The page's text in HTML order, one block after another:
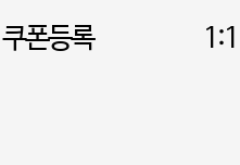
쿠폰등록